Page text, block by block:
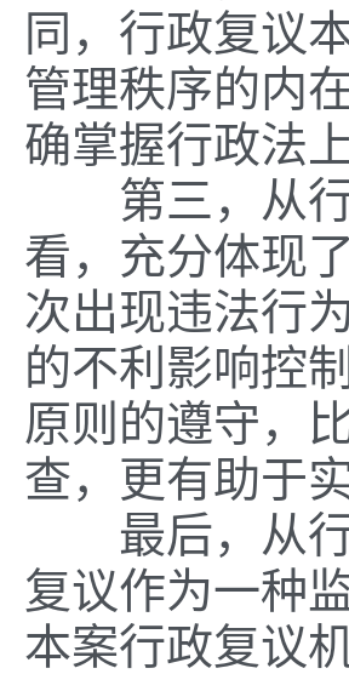
同，行政复议
管理秩序的内
确掌握行政法
第三，从行
看，充分体现
次出现违法行
的不利影响控
原则的遵守，
查，更有助于
最后，从行
复议作为一种
本案行政复议